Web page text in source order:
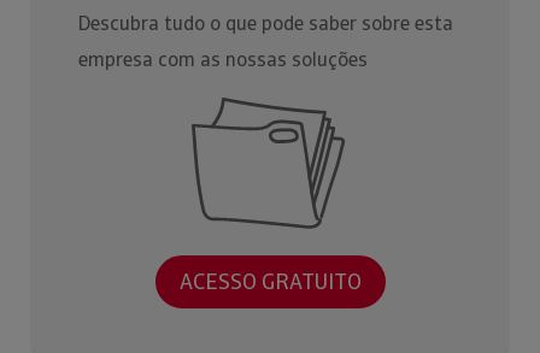
Descubra tudo o que pode saber sobre esta
empresa com as nossas soluções
ACESSO GRATUITO